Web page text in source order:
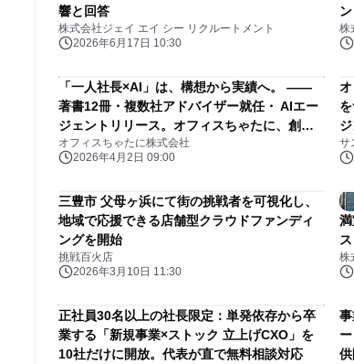
響と回答
株式会社ジェイ エイ シー リクルートメント
2026年6月17日 10:30
株
「一人社長×AI」は、構想から実績へ。 ――
著書12冊・複数社アドバイザー就任・ AIエー
ジェントリリース。オフィスちゃたに、創業3
年目へ。
オフィスちゃたに株式会社
2026年4月2日 09:00
サ
三豊市 父母ヶ浜にて街の挑戦者を可視化し、
地域で応援できる店舗型クラウドファンディ
ングを開始
挑戦百火店
2026年3月10日 11:30
株
正社員30名以上の社長限定：単発依存から卒
業する「新規事業×ストック 立上げCXO」を
10社だけに開放。代表が直で無料相談対応